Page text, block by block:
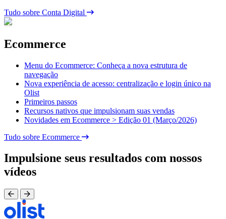
Tudo sobre Conta Digital
Ecommerce
Menu do Ecommerce: Conheça a nova estrutura de
navegação
Nova experiência de acesso: centralização e login único na
Olist
Primeiros passos
Recursos nativos que impulsionam suas vendas
Novidades em Ecommerce > Edição 01 (Março/2026)
Tudo sobre Ecommerce
Impulsione seus resultados com nossos
vídeos